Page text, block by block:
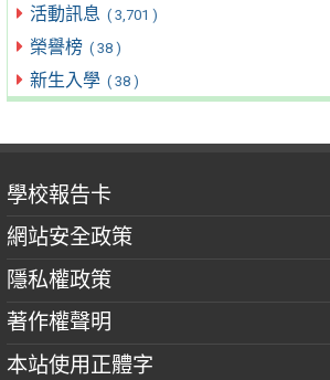
活動訊息 ( 3,701 )
榮譽榜 ( 38 )
新生入學 ( 38 )
學校報告卡
網站安全政策
隱私權政策
著作權聲明
本站使用正體字